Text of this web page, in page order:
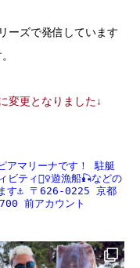
ーズで発信しています
変更となりました↓
アマリーナです！
駐艇
ティ🏄‍♀️遊漁船🎣などの
す⚓️ 〒626-0225 京都
前アカウント